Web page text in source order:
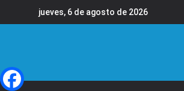
jueves, 6 de agosto de 2026